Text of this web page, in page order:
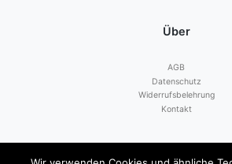
Über
AGB
Datenschutz
Widerrufsbelehrung
Kontakt
Zahlen mit